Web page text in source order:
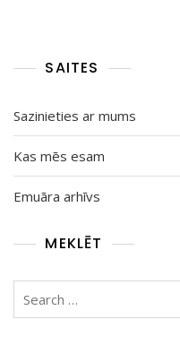
SAITES
Sazinieties ar mums
Kas mēs esam
Emuāra arhīvs
MEKLĒT